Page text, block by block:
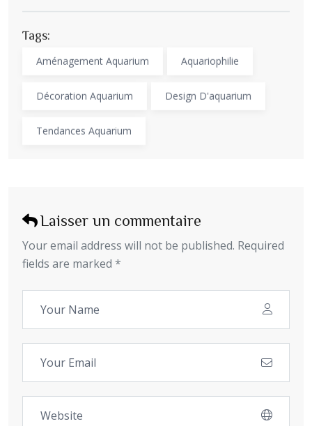
Tags:
Aménagement Aquarium Aquariophilie
Décoration Aquarium Design D'aquarium
Tendances Aquarium
Laisser un commentaire
Your email address will not be published. Required
fields are marked *